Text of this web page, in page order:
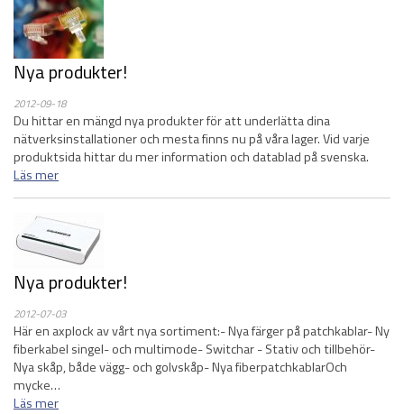
Nya produkter!
2012-09-18
Du hittar en mängd nya produkter för att underlätta dina
nätverksinstallationer och mesta finns nu på våra lager. Vid varje
produktsida hittar du mer information och datablad på svenska.
Läs mer
Nya produkter!
2012-07-03
Här en axplock av vårt nya sortiment:- Nya färger på patchkablar- Ny
fiberkabel singel- och multimode- Switchar - Stativ och tillbehör-
Nya skåp, både vägg- och golvskåp- Nya fiberpatchkablarOch
mycke…
Läs mer